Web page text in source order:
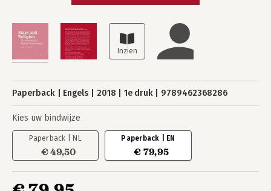
Paperback Engels 2018 1e druk 9789462368286
Kies uw bindwijze
Paperback | NL
€ 49,50
Paperback | EN
€ 79,95